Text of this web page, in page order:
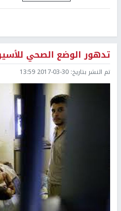
تدهور الوضع الصحي
تم النشر بتاريخ: 2017-03-30 13:59